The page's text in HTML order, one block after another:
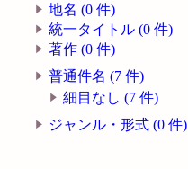
地名 (0 件)
統一タイトル (0 件)
著作 (0 件)
普通件名 (7 件)
細目なし (7 件)
ジャンル・形式 (0 件)